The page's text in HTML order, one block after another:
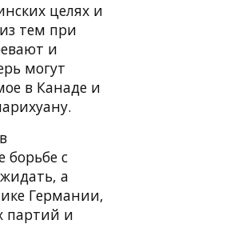
целях и
тем при
и
могут
в Канаде и
с
а
Германии,
партий и